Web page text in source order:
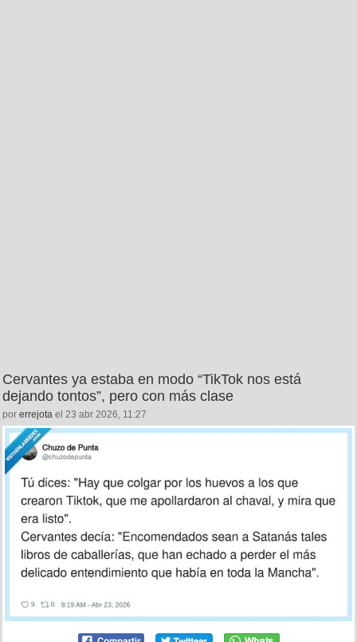
Cervantes ya estaba en modo “TikTok nos está
dejando tontos”, pero con más clase
por errejota el 23 abr 2026, 11:27